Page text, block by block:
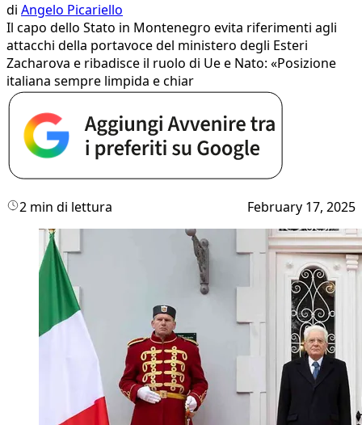
di Angelo Picariello
Il capo dello Stato in Montenegro evita riferimenti agli
attacchi della portavoce del ministero degli Esteri
Zacharova e ribadisce il ruolo di Ue e Nato: «Posizione
italiana sempre limpida e chiar
2 min di lettura February 17, 2025